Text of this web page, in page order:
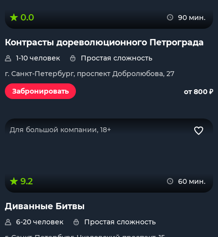
0.0 90 мин.
Контрасты дореволюционного Петрограда
1-10 человек
Простая сложность
г. Санкт-Петербург, проспект Добролюбова, 27
Забронировать
от 800 ₽
Для большой компании, 18+
9.2 60 мин.
Диванные Битвы
6-20 человек
Простая сложность